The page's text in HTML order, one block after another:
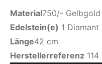
Material750/- Gelbgold
Edelstein(e) 1
Länge42 cm
Herstellerreferenz